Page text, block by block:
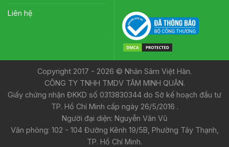
Liên hệ
Copyright 2017 - 2026 © Nhân Sâm Việt Hàn.
CÔNG TY TNHH TMDV TÂM MINH QUÂN.
Giấy chứng nhận ĐKKD số 0313830344 do Sở kế hoạch đầu tư
TP. Hồ Chí Minh cấp ngày 26/5/2016 .
Người đại diện: Nguyễn Văn Vũ
Văn phòng: 102 - 104 Đường Kênh 19/5B, Phường Tây Thạnh,
TP. Hồ Chí Minh.